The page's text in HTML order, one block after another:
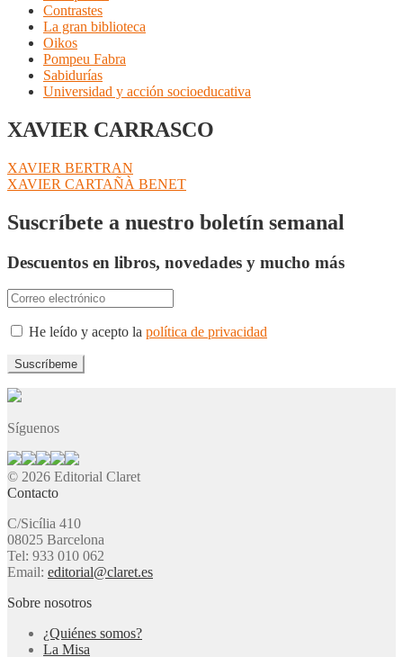
Contrastes
La gran biblioteca
Oikos
Pompeu Fabra
Sabidurías
Universidad y acción socioeducativa
XAVIER CARRASCO
Navegación
de
entradas
Anterior:
XAVIER BERTRAN
Siguiente:
XAVIER CARTAÑÀ BENET
Suscríbete a nuestro boletín semanal
Descuentos en libros, novedades y mucho más
He leído y acepto la política de privacidad
Síguenos
© 2026 Editorial Claret
Contacto
C/Sicília 410
08025 Barcelona
Tel: 933 010 062
Email: editorial@claret.es
Sobre nosotros
¿Quiénes somos?
La Misa